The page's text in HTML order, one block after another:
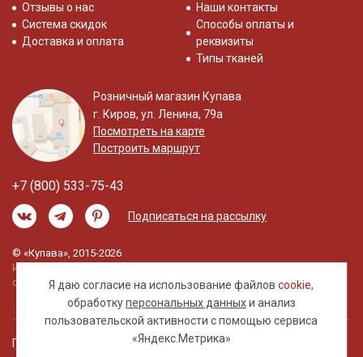
Я даю согласие на использование файловcookie,
обработкуперсональных данныхи анализ
пользовательской активности с помощью сервиса
«Яндекс.Метрика»
Отзывы о нас
Система скидок
Доставка и оплата
Наши контакты
Способы оплаты и
реквизиты
Типы тканей
Розничный магазин Купава
г. Киров, ул. Ленина, 79а
Посмотреть на карте
Построить маршрут
+7 (800) 533-75-43
Подписаться на рассылку
© «Купава», 2015-2026
Информация на сайте не является публичной
офертой.
Правовая информация